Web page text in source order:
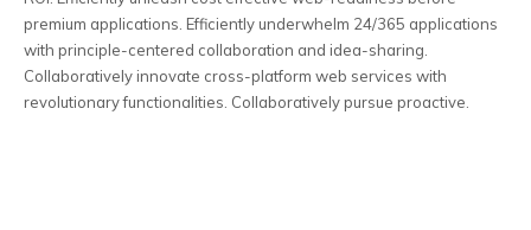
premium applications. Efficiently underwhelm 24/365 applications
with principle-centered collaboration and idea-sharing.
Collaboratively innovate cross-platform web services with
revolutionary functionalities. Collaboratively pursue proactive.